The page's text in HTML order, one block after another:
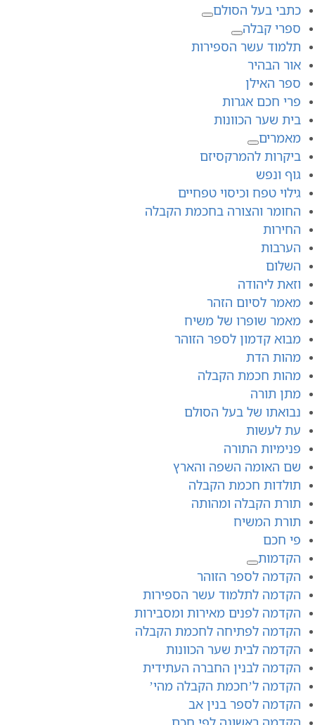
כתבי בעל הסולם
ספרי קבלה
תלמוד עשר הספירות
אור הבהיר
ספר האילן
פרי חכם אגרות
בית שער הכוונות
מאמרים
ביקרות להמרקסיזם
גוף ונפש
גילוי טפח וכיסוי טפחיים
החומר והצורה בחכמת הקבלה
החירות
הערבות
השלום
וזאת ליהודה
מאמר לסיום הזהר
מאמר שופרו של משיח
מבוא קדמון לספר הזוהר
מהות הדת
מהות חכמת הקבלה
מתן תורה
נבואתו של בעל הסולם
עת לעשות
פנימיות התורה
שם האומה השפה והארץ
תולדות חכמת הקבלה
תורת הקבלה ומהותה
תורת המשיח
פי חכם
הקדמות
הקדמה לספר הזוהר
הקדמה לתלמוד עשר הספירות
הקדמה לפנים מאירות ומסבירות
הקדמה לפתיחה לחכמת הקבלה
הקדמה לבית שער הכוונות
הקדמה לבנין החברה העתידית
הקדמה ל’חכמת הקבלה מהי’
הקדמה לספר בנין אב